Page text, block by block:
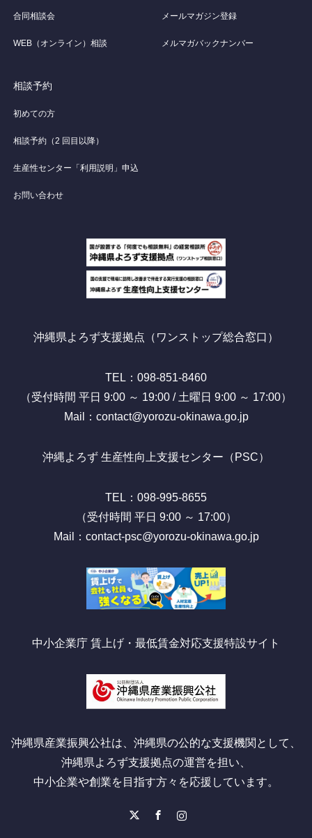
合同相談会
WEB（オンライン）相談
メールマガジン登録
メルマガバックナンバー
相談予約
初めての方
相談予約（2 回目以降）
生産性センター「利用説明」申込
お問い合わせ
沖縄県よろず支援拠点（ワンストップ総合窓口）
TEL：098-851-8460
（受付時間 平日 9:00 ～ 19:00 / 土曜日 9:00 ～ 17:00）
Mail：contact@yorozu-okinawa.go.jp
沖縄よろず 生産性向上支援センター（PSC）
TEL：098-995-8655
（受付時間 平日 9:00 ～ 17:00）
Mail：contact-psc@yorozu-okinawa.go.jp
中小企業庁 賃上げ・最低賃金対応支援特設サイト
沖縄県産業振興公社は、沖縄県の公的な支援機関として、
沖縄県よろず支援拠点の運営を担い、
中小企業や創業を目指す方々を応援しています。